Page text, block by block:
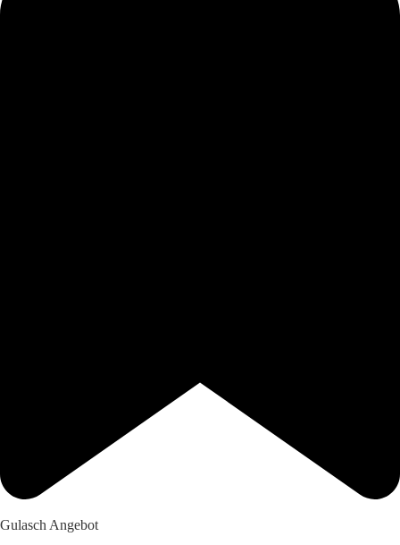
Gulasch Angebot